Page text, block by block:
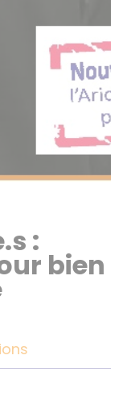
:
bien